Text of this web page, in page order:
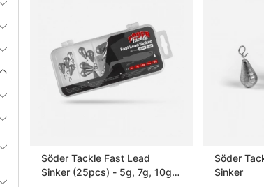
Söder Tackle Fast Lead
Sinker (25pcs) - 5g, 7g, 10g,
Söder
Sinker